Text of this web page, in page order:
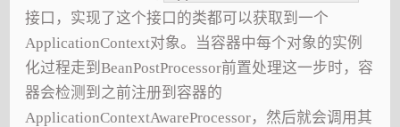
接口，实现了这个接口的类都可以获取到一个
ApplicationContext对象。当容器中每个对象的实例
化过程走到BeanPostProcessor前置处理这一步时，容
器会检测到之前注册到容器的
ApplicationContextAwareProcessor，然后就会调用其